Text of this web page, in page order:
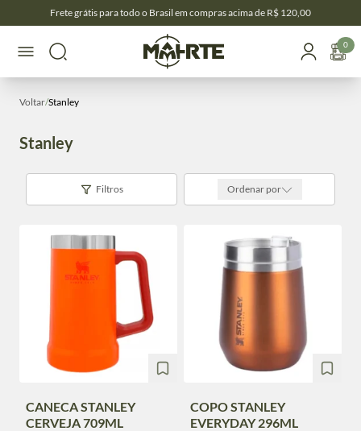
Frete grátis para todo o Brasil em compras acima de R$ 120,00
0
Voltar/Stanley
Stanley
Filtros Ordenar por
CANECA STANLEY
CERVEJA 709ML
COPO STANLEY
EVERYDAY 296ML